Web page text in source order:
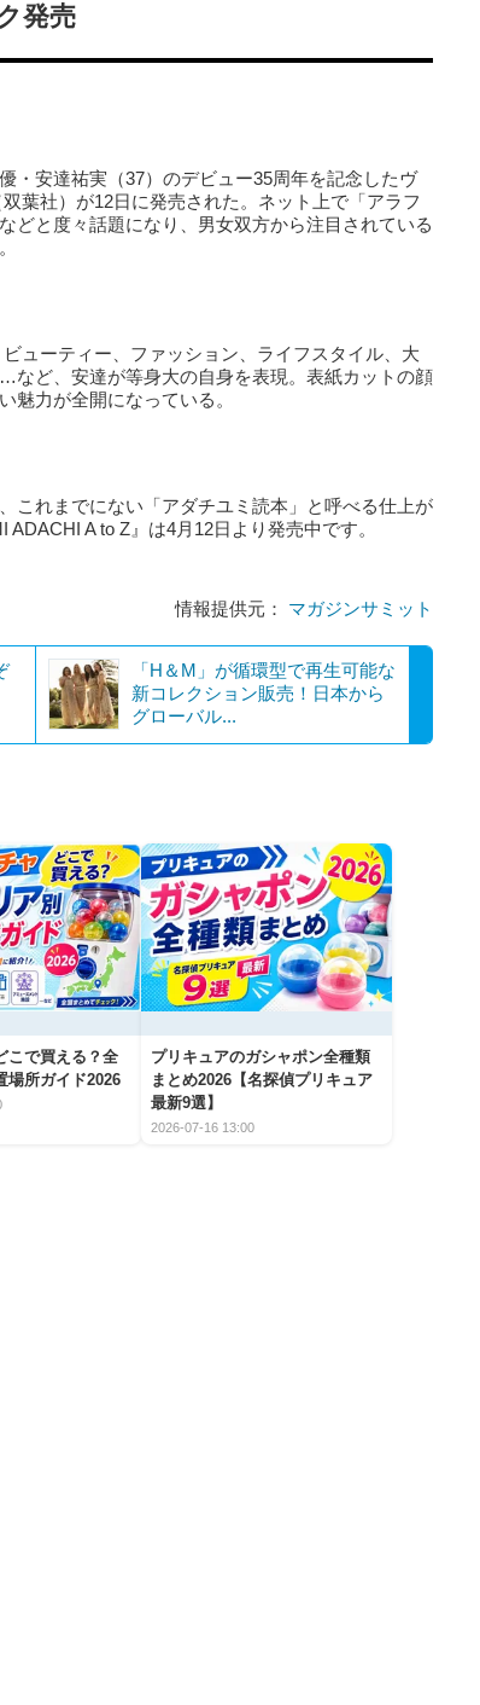
発売
・安達祐実（37）のデビュー35周年を記念したヴ
葉社）が12日に発売された。ネット上で「アラフ
どと度々話題になり、男女双方から注目されている
ューティー、ファッション、ライフスタイル、大
など、安達が等身大の自身を表現。表紙カットの顔
魅力が全開になっている。
これまでにない「アダチユミ読本」と呼べる仕上が
A to Z』は4月12日より発売中です。
情報提供元： マガジンサミット
「H＆M」が循環型で再生可能な
新コレクション販売！日本から
グローバル...
こで買える？全
場所ガイド2026
プリキュアのガシャポン全種類
まとめ2026【名探偵プリキュア
最新9選】
2026-07-16 13:00